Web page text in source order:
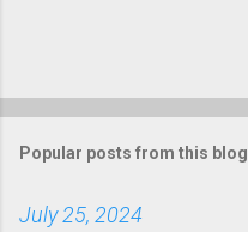
P
s
a
Popular posts from this blog
July 25, 2024